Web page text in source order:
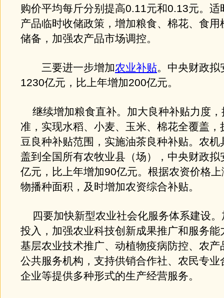
购价平均每斤分别提高0.11元和0.13元。适
产品临时收储政策，增加粮食、棉花、食用
储备，加强农产品市场调控。
三要进一步增加农业补贴。中央财政拟
1230亿元，比上年增加200亿元。
继续增加粮食直补。加大良种补贴力度，
准，实现水稻、小麦、玉米、棉花全覆盖，
豆良种补贴范围，实施油茶良种补贴。农机
盖到全国所有农牧业县（场），中央财政拟
亿元，比上年增加90亿元。根据农资价格
物播种面积，及时增加农资综合补贴。
四要加快新型农业社会化服务体系建设。
投入，加强农业科技创新成果推广和服务能
基层农业技术推广、动植物疫病防控、农产
公共服务机构，支持供销合作社、农民专业
企业等提供多种形式的生产经营服务。